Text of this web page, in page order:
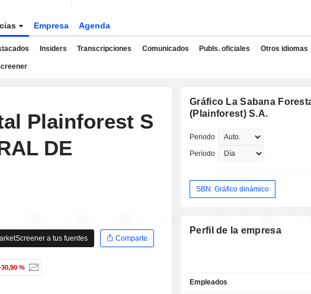
Empresa Agenda
Insiders Transcripciones Comunicados Publs. oficiales Otros idiomas
Plainforest S
DE
a tus fuentes
Comparte
30,90 %
Gráfico La Sabana
(Plainforest) S.A.
Periodo
Período
SBN: Gráfico dinámico
Perfil de la empresa
Empleados